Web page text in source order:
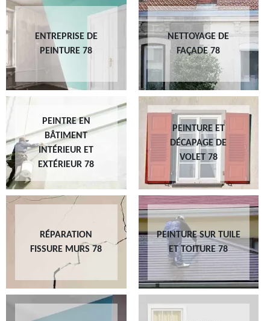
ENTREPRISE DE
PEINTURE 78
NETTOYAGE DE
FAÇADE 78
PEINTRE EN
BÂTIMENT
INTÉRIEUR ET
EXTÉRIEUR 78
PEINTURE ET
DÉCAPAGE DE
VOLET 78
RÉPARATION
FISSURE MURS 78
PEINTURE SUR TUILE
ET TOITURE 78